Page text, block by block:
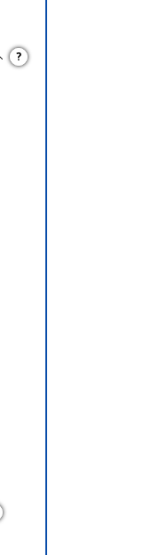
?